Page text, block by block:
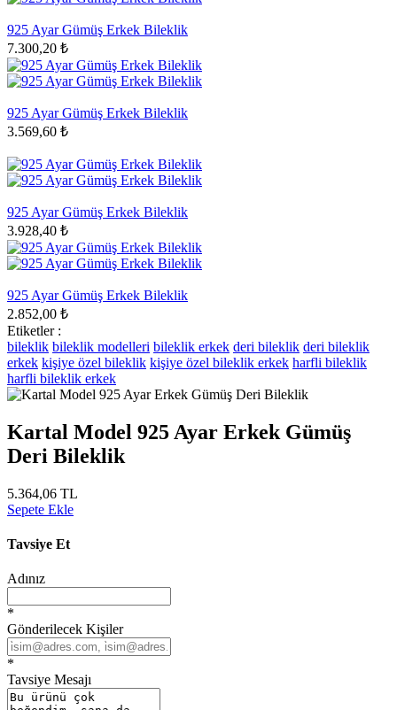
925 Ayar Gümüş Erkek Bileklik
7.300,20 ₺
925 Ayar Gümüş Erkek Bileklik
3.569,60 ₺
925 Ayar Gümüş Erkek Bileklik
3.928,40 ₺
925 Ayar Gümüş Erkek Bileklik
2.852,00 ₺
Etiketler :
bileklik bileklik modelleri bileklik erkek deri bileklik deri bileklik
erkek kişiye özel bileklik kişiye özel bileklik erkek harfli bileklik
harfli bileklik erkek
Kartal Model 925 Ayar Erkek Gümüş
Deri Bileklik
5.364,06 TL
Sepete Ekle
Tavsiye Et
Adınız
*
Gönderilecek Kişiler
*
Tavsiye Mesajı